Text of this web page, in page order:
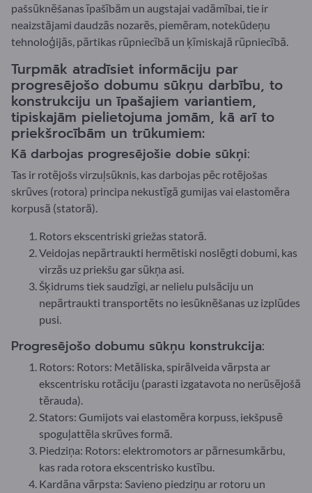
pašsūknēšanas īpašībām un augstajai vadāmībai, tie ir
neaizstājami daudzās nozarēs, piemēram, notekūdeņu
tehnoloģijās, pārtikas rūpniecībā un ķīmiskajā rūpniecībā.
Turpmāk atradīsiet informāciju par
progresējošo dobumu sūkņu darbību, to
konstrukciju un īpašajiem variantiem,
tipiskajām pielietojuma jomām, kā arī to
priekšrocībām un trūkumiem:
Kā darbojas progresējošie dobie sūkņi:
Tas ir rotējošs virzuļsūknis, kas darbojas pēc rotējošas
skrūves (rotora) principa nekustīgā gumijas vai elastomēra
korpusā (statorā).
Rotors ekscentriski griežas statorā.
Veidojas nepārtraukti hermētiski noslēgti dobumi, kas
virzās uz priekšu gar sūkņa asi.
Šķidrums tiek saudzīgi, ar nelielu pulsāciju un
nepārtraukti transportēts no iesūknēšanas uz izplūdes
pusi.
Progresējošo dobumu sūkņu konstrukcija:
Rotors: Rotors: Metāliska, spirālveida vārpsta ar
ekscentrisku rotāciju (parasti izgatavota no nerūsējošā
tērauda).
Stators: Gumijots vai elastomēra korpuss, iekšpusē
spoguļattēla skrūves formā.
Piedziņa: Rotors: elektromotors ar pārnesumkārbu,
kas rada rotora ekscentrisko kustību.
Kardāna vārpsta: Savieno piedziņu ar rotoru un